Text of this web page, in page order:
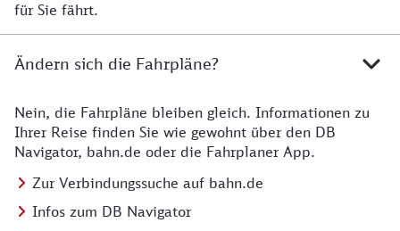
für Sie fährt.
Ändern sich die Fahrpläne?
Details zu den Fahrplänen
Nein, die Fahrpläne bleiben gleich. Informationen zu
Ihrer Reise finden Sie wie gewohnt über den DB
Navigator, bahn.de oder die Fahrplaner App.
Zur Verbindungssuche auf bahn.de
Infos zum DB Navigator